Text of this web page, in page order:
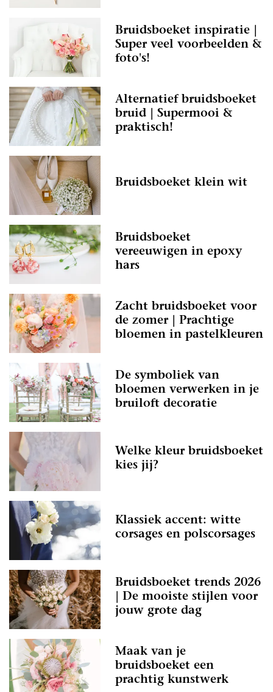
Bruidsboeket inspiratie |
Super veel voorbeelden &
foto's!
Alternatief bruidsboeket
bruid | Supermooi &
praktisch!
Bruidsboeket klein wit
Bruidsboeket
vereeuwigen in epoxy
hars
Zacht bruidsboeket voor
de zomer | Prachtige
bloemen in pastelkleuren
De symboliek van
bloemen verwerken in je
bruiloft decoratie
Welke kleur bruidsboeket
kies jij?
Klassiek accent: witte
corsages en polscorsages
Bruidsboeket trends 2026
| De mooiste stijlen voor
jouw grote dag
Maak van je
bruidsboeket een
prachtig kunstwerk